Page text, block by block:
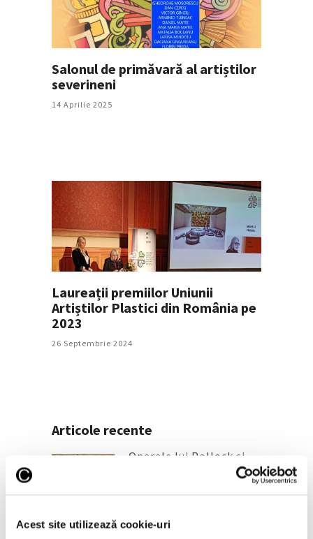
Acest site utilizează cookie-uri
Salonul de primăvară al artiștilor
severineni
14 Aprilie 2025
Laureații premiilor Uniunii
Artiștilor Plastici din România pe
2023
26 Septembrie 2024
Articole recente
Operele lui Pollock și
Rothko contribuie la
ani